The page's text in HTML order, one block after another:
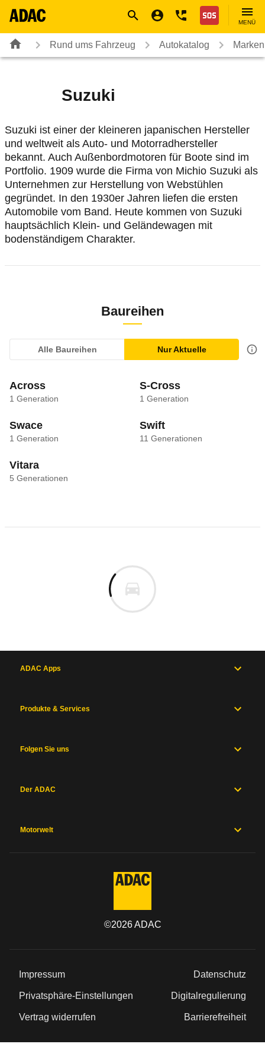
Nothilfe
MENÜ
Rund ums Fahrzeug Autokatalog
Suzuki
Suzuki ist einer der kleineren japanischen Hersteller
und weltweit als Auto- und Motorradhersteller
bekannt. Auch Außenbordmotoren für Boote sind im
Portfolio. 1909 wurde die Firma von Michio Suzuki als
Unternehmen zur Herstellung von Webstühlen
gegründet. In den 1930er Jahren liefen die ersten
Automobile vom Band. Heute kommen von Suzuki
hauptsächlich Klein- und Geländewagen mit
bodenständigem Charakter.
Baureihen
Alle Baureihen Nur Aktuelle
Across
1 Generation
S-Cross
1 Generation
Swace
1 Generation
Swift
11 Generationen
Vitara
5 Generationen
ADAC Apps
Produkte & Services
Folgen Sie uns
Der ADAC
Motorwelt
©2026ADAC
Impressum Datenschutz
Privatsphäre-Einstellungen Digitalregulierung
Vertrag widerrufen Barrierefreiheit